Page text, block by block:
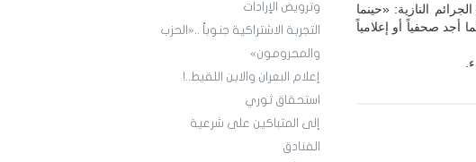
وترويض الإرادات
التجربة الاشتراكية جنوباً ..«الحزب
والمحرومون»
إعلام البعران والابن اللقيط..!
استحقاق ثوري
إلى المتباكين على شرعية
الفنادق
النازية: «حينما
صحفياً أو إعلامياً